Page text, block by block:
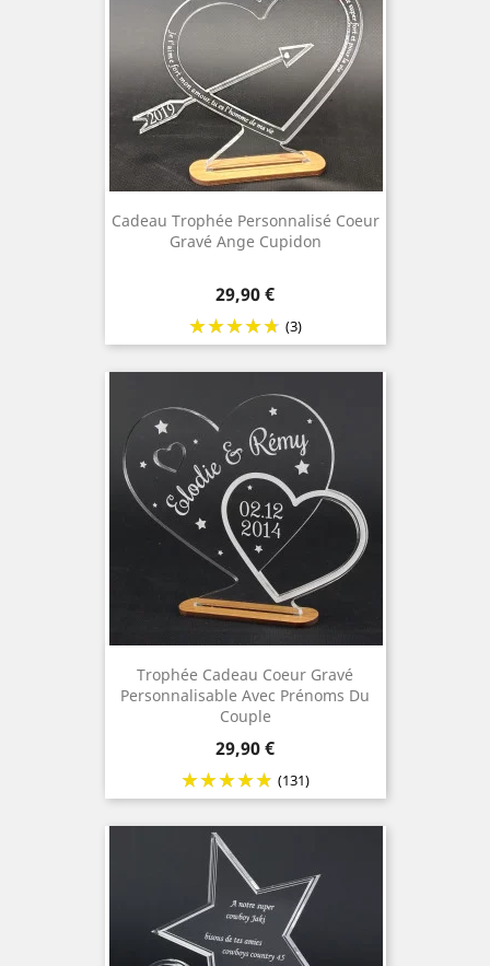
Cadeau Trophée Personnalisé Coeur
Gravé Ange Cupidon
Prix
29,90 €
(3)
Trophée Cadeau Coeur Gravé
Personnalisable Avec Prénoms Du
Couple
Prix
29,90 €
(131)